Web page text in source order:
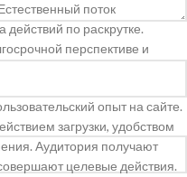
поток
по раскрутке.
перспективе и
опыт на сайте.
загрузки, удобством
Аудитория получают
целевые действия.